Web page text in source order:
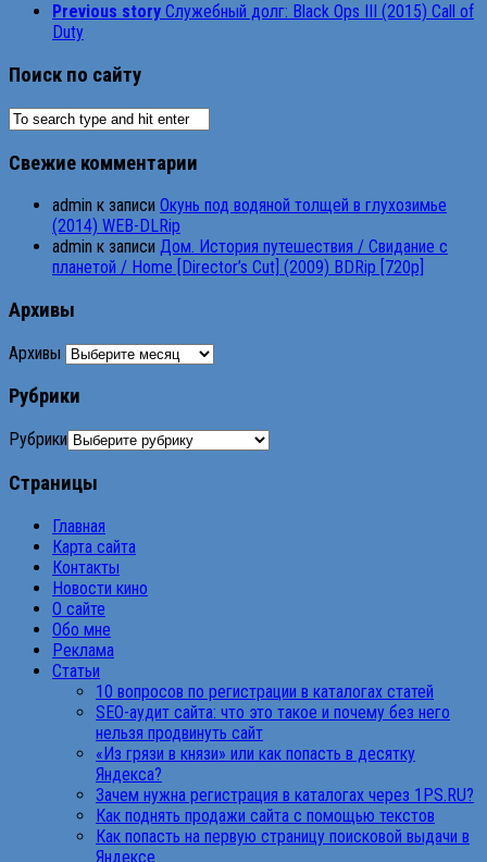
Previous story Служебный долг: Black Ops III (2015) Call of
Duty
Поиск по сайту
Свежие комментарии
admin к записи Окунь под водяной толщей в глухозимье
(2014) WEB-DLRip
admin к записи Дом. История путешествия / Свидание с
планетой / Home [Director’s Cut] (2009) BDRip [720p]
Архивы
Архивы
Рубрики
Рубрики
Страницы
Главная
Карта сайта
Контакты
Новости кино
О сайте
Обо мне
Реклама
Статьи
10 вопросов по регистрации в каталогах статей
SEO-аудит сайта: что это такое и почему без него
нельзя продвинуть сайт
«Из грязи в князи» или как попасть в десятку
Яндекса?
Зачем нужна регистрация в каталогах через 1PS.RU?
Как поднять продажи сайта с помощью текстов
Как попасть на первую страницу поисковой выдачи в
Яндексе